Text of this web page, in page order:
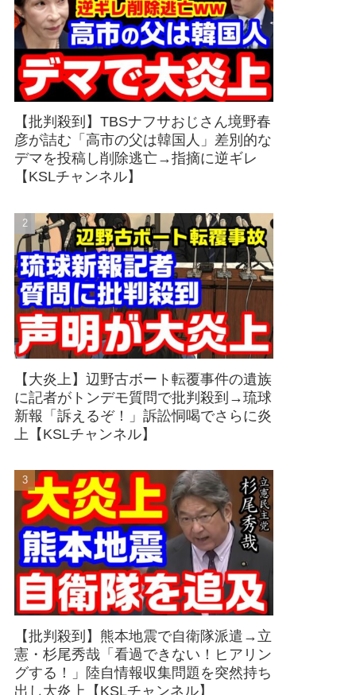
【批判殺到】TBSナフサおじさん境野春
彦が詰む「高市の父は韓国人」差別的な
デマを投稿し削除逃亡→指摘に逆ギレ
【KSLチャンネル】
【大炎上】辺野古ボート転覆事件の遺族
に記者がトンデモ質問で批判殺到→琉球
新報「訴えるぞ！」訴訟恫喝でさらに炎
上【KSLチャンネル】
【批判殺到】熊本地震で自衛隊派遣→立
憲・杉尾秀哉「看過できない！ヒアリン
グする！」陸自情報収集問題を突然持ち
出し大炎上【KSLチャンネル】